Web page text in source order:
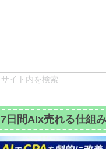
7日間AIx売れる仕組み